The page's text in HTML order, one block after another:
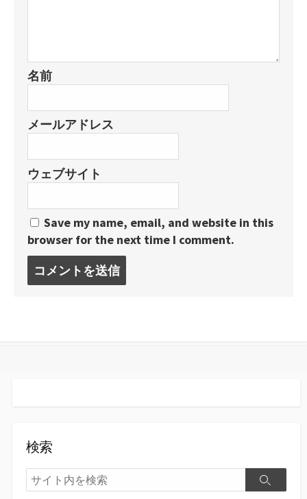
名前
メールアドレス
ウェブサイト
Save my name, email, and website in this
browser for the next time I comment.
メ
検索
検
索
検